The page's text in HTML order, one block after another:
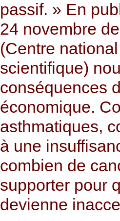
passif. » En
24 novembre
(Centre
scientifique)
conséquences
économique.
asthmatiques,
à une
combien de
supporter pour
devienne